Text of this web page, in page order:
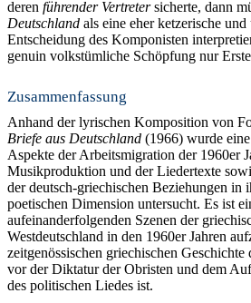
deren führender Vertretersicherte, dann
Deutschland als eine eher ketzerische
Entscheidung des Komponisten
genuin volkstümliche Schöpfung nur
Zusammenfassung
Anhand der lyrischen Komposition von
Briefe aus Deutschland (1966) wurde
Aspekte der Arbeitsmigration der 1960er
Musikproduktion und der Liedertexte
der deutsch-griechischen Beziehungen in
poetischen Dimension untersucht. Es ist
aufeinanderfolgenden Szenen der
Westdeutschland in den 1960er Jahren
zeitgenössischen griechischen
vor der Diktatur der Obristen und dem
des politischen Liedes ist.